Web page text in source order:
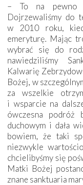
– To na pewno
Dojrzewaliśmy do
w 2010 roku,
emeryturę. Mając
wybrać się do
nawiedziliśmy
Kalwarię
Bożej, w
za wszelkie
i wsparcie na
ówczesna podróż
duchowym i dała
bowiem, że taki
niezwykle
chcielibyśmy się
Matki Bożej
znane sanktuaria